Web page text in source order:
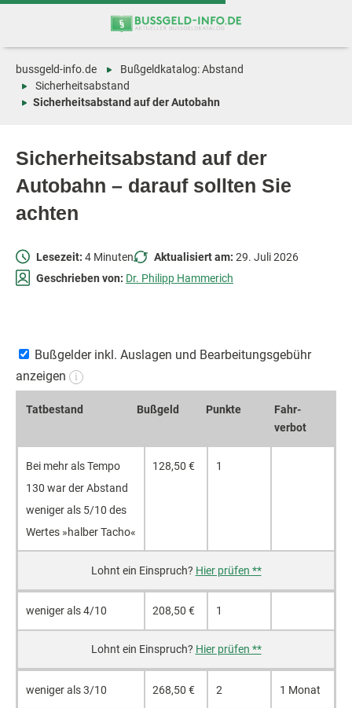
Zum
Zur
Sicherheitsabstand auf der
Autobahn – darauf sollten Sie
achten
bussgeld-info.de
Bußgeldkatalog: Abstand
Sicherheitsabstand
Sicherheitsabstand auf der Autobahn
Lesezeit: 4 Minuten Aktualisiert am: 29. Juli 2026
Geschrieben von: Dr. Philipp Hammerich
Bußgelder inkl. Auslagen und Bearbeitungsgebühr
anzeigen
i
Tatbestand Bußgeld Punkte
Fahr­
verbot
Bei mehr als Tempo
130 war der Abstand
weniger als 5/10 des
Wertes »halber Tacho«
128,50 € 1
Hier prüfen **
weniger als 4/10 208,50 € 1
Hier prüfen **
weniger als 3/10 268,50 € 2 1 Monat